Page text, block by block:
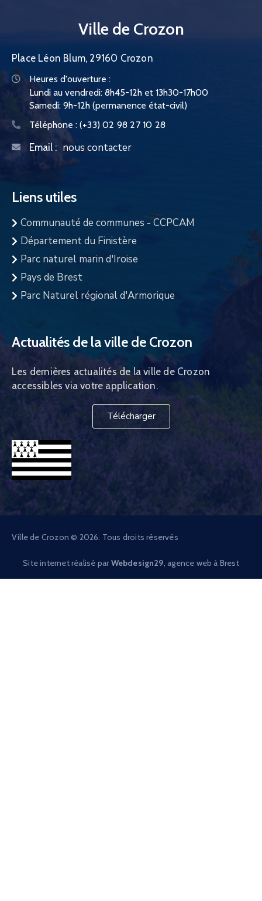
Ville de Crozon
Place Léon Blum, 29160 Crozon
Heures d'ouverture :
Lundi au vendredi: 8h45-12h et 13h30-17h00
Samedi: 9h-12h (permanence état-civil)
Téléphone : (+33) 02 98 27 10 28
Email : nous contacter
Liens utiles
Communauté de communes - CCPCAM
Département du Finistère
Parc naturel marin d'Iroise
Pays de Brest
Parc Naturel régional d'Armorique
Actualités de la ville de Crozon
Les dernières actualités de la ville de Crozon
accessibles via votre application.
Télécharger
Ville de Crozon © 2026. Tous droits réservés
Site internet réalisé par Webdesign29 , agence web à Brest